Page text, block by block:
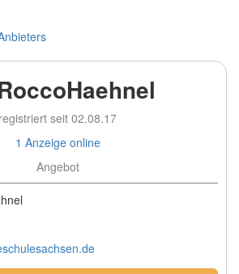
registriert seit 02.08.17
1 Anzeige online
Angebot